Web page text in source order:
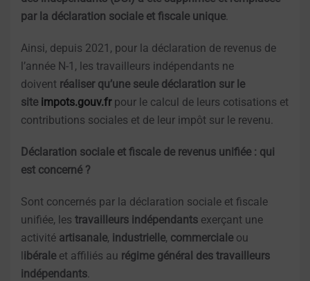
par la déclaration sociale et fiscale unique.
Ainsi, depuis 2021, pour la déclaration de revenus de
l’année N-1, les travailleurs indépendants ne
doivent réaliser qu’une seule déclaration sur le
site impots.gouv.frpour le calcul de leurs cotisations et
contributions sociales et de leur impôt sur le revenu.
Déclaration sociale et fiscale de revenus unifiée : qui
est concerné ?
Sont concernés par la déclaration sociale et fiscale
unifiée, les travailleurs indépendants exerçant une
activité artisanale, industrielle, commerciale ou
libéraleet affiliés au régime général des travailleurs
indépendants.